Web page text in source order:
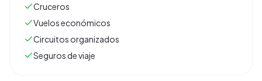
Cruceros
Vuelos económicos
Circuitos organizados
Seguros de viaje